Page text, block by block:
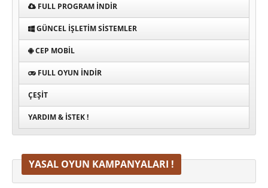
FULL PROGRAM INDIR
GÜNCEL İŞLETIM SISTEMLER
CEP MOBIL
FULL OYUN İNDIR
ÇEŞIT
YARDIM & İSTEK !
YASAL OYUN KAMPANYALARI !